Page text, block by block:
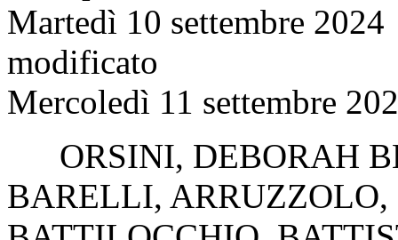
Martedì 10 settembre 2024
modificato
Mercoledì 11 settembre
ORSINI, DEBORAH
BARELLI, ARRUZZOLO,